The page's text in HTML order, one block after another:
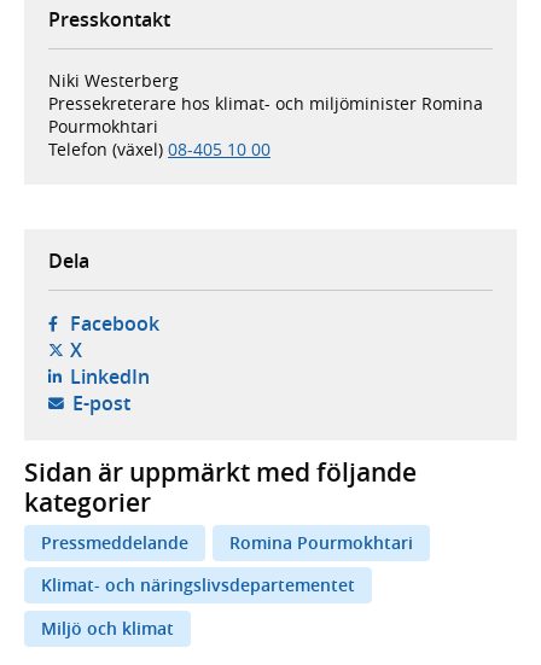
Presskontakt
Niki Westerberg
Pressekreterare hos klimat- och miljöminister Romina
Pourmokhtari
Telefon (växel) 08-405 10 00
Dela
Facebook- öppnas i ny flik, extern webbplats,
X- öppnas i ny flik, extern webbplats,
LinkedIn- öppnas i ny flik, extern webbplats,
E-post- öppnar din e-postklient,
Sidan är uppmärkt med följande
kategorier
Pressmeddelande
Romina Pourmokhtari
Klimat- och näringslivsdepartementet
Miljö och klimat